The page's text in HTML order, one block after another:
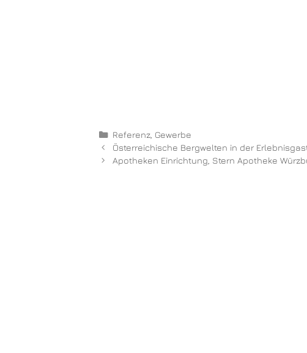
Referenz, Gewerbe
Österreichische Bergwelten in der
Apotheken Einrichtung, Stern Apotheke